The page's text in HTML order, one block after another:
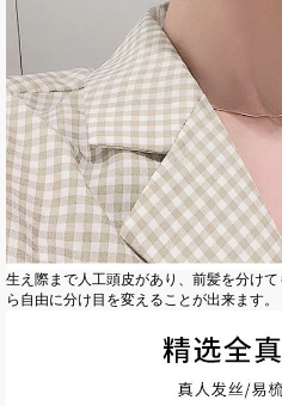
生え際まで人工頭皮があり、前髪を分け
ら自由に分け目を変えることが出来ます。